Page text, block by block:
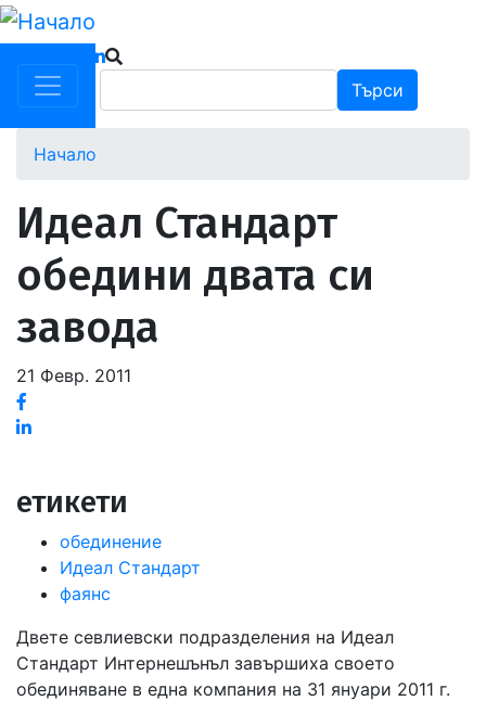
Премини
към
основното
съдържание
Търси
Начало
Идеал Стандарт
обедини двата си
завода
21 Февр. 2011
етикети
обединение
Идеал Стандарт
фаянс
Двете севлиевски подразделения на Идеал
Стандарт Интернешънъл завършиха своето
обединяване в една компания на 31 януари 2011 г.